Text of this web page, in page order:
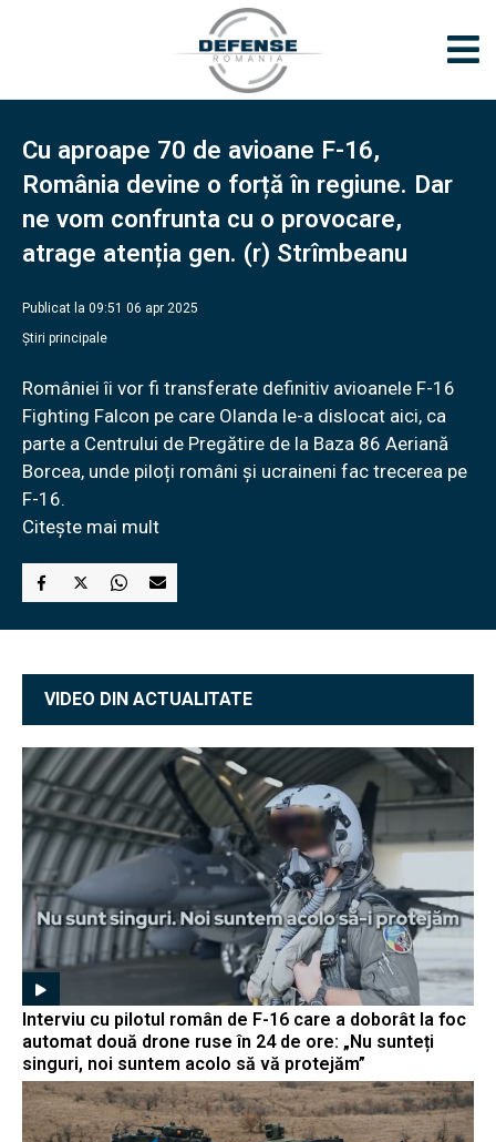
Cu aproape 70 de avioane F-16,
România devine o forță în regiune. Dar
ne vom confrunta cu o provocare,
atrage atenția gen. (r) Strîmbeanu
Publicat la 09:51 06 apr 2025
Știri principale
României îi vor fi transferate definitiv avioanele F-16
Fighting Falcon pe care Olanda le-a dislocat aici, ca
parte a Centrului de Pregătire de la Baza 86 Aeriană
Borcea, unde piloți români și ucraineni fac trecerea pe
F-16.
Citește mai mult
VIDEO DIN ACTUALITATE
Interviu cu pilotul român de F-16 care a doborât la foc
automat două drone ruse în 24 de ore: „Nu sunteți
singuri, noi suntem acolo să vă protejăm”